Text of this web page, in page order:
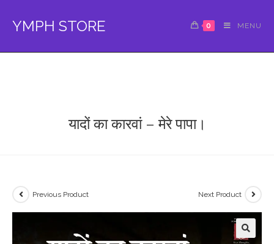
YMPH STORE 0 MENU
यादों का कारवां – मेरे पापा।
Previous Product Next Product